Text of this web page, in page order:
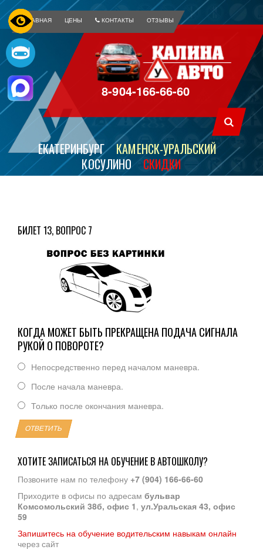
ГЛАВНАЯ ЦЕНЫ КОНТАКТЫ ОТЗЫВЫ
8-904-166-66-60
ЕКАТЕРИНБУРГ
КАМЕНСК-УРАЛЬСКИЙ
КОСУЛИНО
СКИДКИ
БИЛЕТ 13, ВОПРОС 7
КОГДА МОЖЕТ БЫТЬ ПРЕКРАЩЕНА ПОДАЧА СИГНАЛА
РУКОЙ О ПОВОРОТЕ?
Непосредственно перед началом маневра.
После начала маневра.
Только после окончания маневра.
ОТВЕТИТЬ
ХОТИТЕ ЗАПИСАТЬСЯ НА ОБУЧЕНИЕ В АВТОШКОЛУ?
Позвоните нам по телефону +7 (904) 166-66-60
Приходите в офисы по адресам бульвар
Комсомольский 38б, офис 1, ул.Уральская 43, офис
59
Запишитесь на обучение водительским навыкам онлайн
через сайт